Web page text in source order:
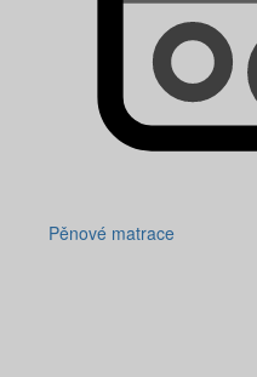
Pěnové matrace